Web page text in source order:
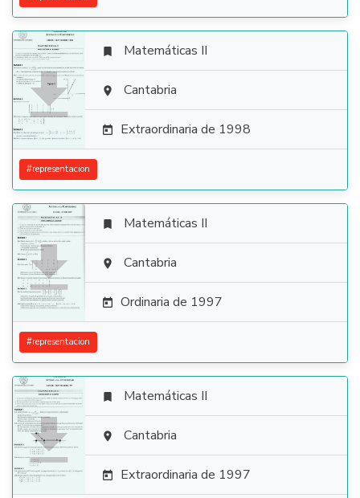

 Matemáticas II
 Cantabria
 Extraordinaria de 1998
#representacion

 Matemáticas II
 Cantabria
 Ordinaria de 1997
#representacion

 Matemáticas II
 Cantabria
 Extraordinaria de 1997